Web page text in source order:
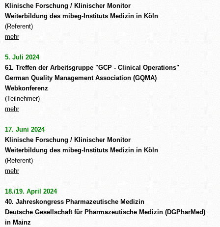
Klinische Forschung / Klinischer Monitor
Weiterbildung des mibeg-Instituts Medizin in Köln
(Referent)
mehr
5. Juli 2024
61. Treffen der Arbeitsgruppe "GCP - Clinical Operations"
German Quality Management Association (GQMA)
Webkonferenz
(Teilnehmer)
mehr
17. Juni 2024
Klinische Forschung / Klinischer Monitor
Weiterbildung des mibeg-Instituts Medizin in Köln
(Referent)
mehr
18./19. April 2024
40. Jahreskongress Pharmazeutische Medizin
Deutsche Gesellschaft für Pharmazeutische Medizin (DGPharMed)
in Mainz